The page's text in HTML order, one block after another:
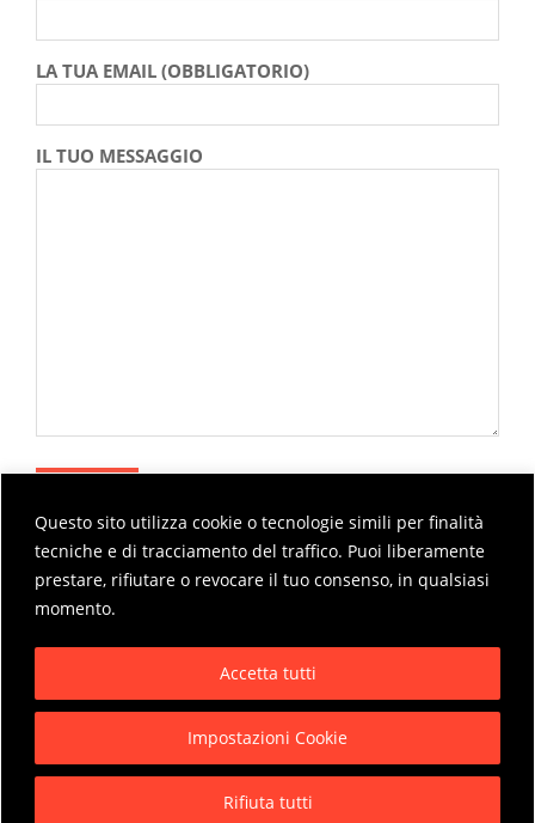
Questo sito utilizza cookie o tecnologie simili per finalità
tecniche e di tracciamento del traffico. Puoi liberamente
prestare, rifiutare o revocare il tuo consenso, in qualsiasi
momento.
Impostazioni Cookie
Rifiuta tutti
Accetta tutti
LA TUA EMAIL (OBBLIGATORIO)
IL TUO MESSAGGIO
2020-
15
Privacy Policy